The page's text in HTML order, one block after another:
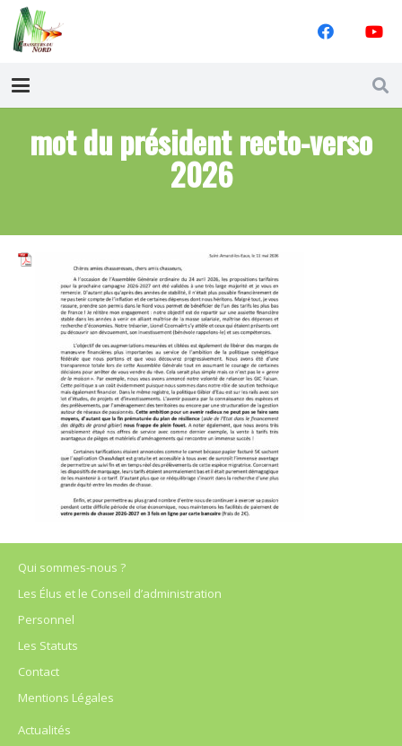
mot du président recto-verso
2026
Qui sommes-nous ?
Les Élus et le Conseil d’administration
Personnel
Les Statuts
Contact
Mentions Légales
Actualités